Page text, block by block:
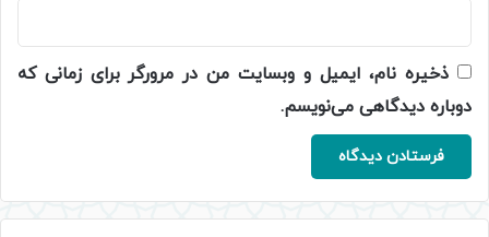
ذخیره نام، ایمیل و وبسایت من در مرورگر برای زمانی که
دوباره دیدگاهی می‌نویسم.